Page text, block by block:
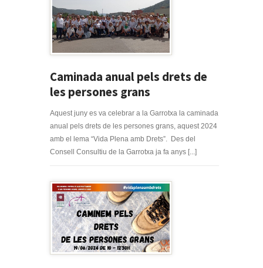
Caminada anual pels drets de
les persones grans
Aquest juny es va celebrar a la Garrotxa la caminada
anual pels drets de les persones grans, aquest 2024
amb el lema “Vida Plena amb Drets”. Des del
Consell Consultiu de la Garrotxa ja fa anys [...]